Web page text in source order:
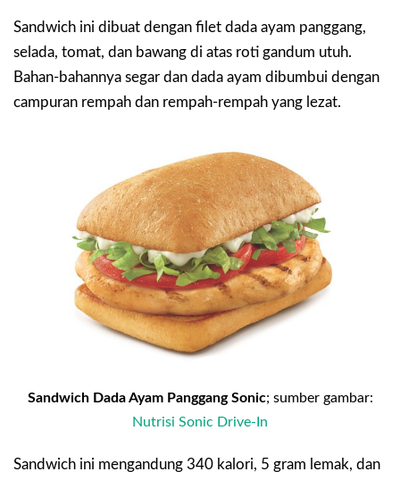
Sandwich ini dibuat dengan filet dada ayam panggang,
selada, tomat, dan bawang di atas roti gandum utuh.
Bahan-bahannya segar dan dada ayam dibumbui dengan
campuran rempah dan rempah-rempah yang lezat.
Sandwich Dada Ayam Panggang Sonic; sumber gambar:
Nutrisi Sonic Drive-In
Sandwich ini mengandung 340 kalori, 5 gram lemak, dan